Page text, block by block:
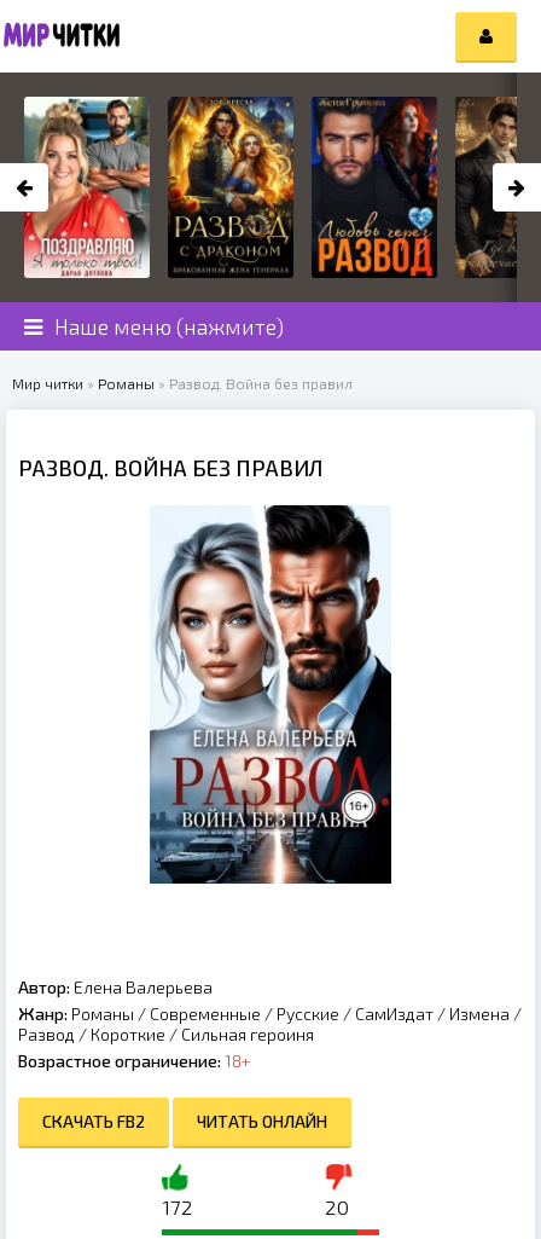
Наше меню (нажмите)
Мир читки » Романы » Развод. Война без правил
РАЗВОД. ВОЙНА БЕЗ ПРАВИЛ
Автор: Елена Валерьева
Жанр: Романы / Современные / Русские / СамИздат / Измена /
Развод / Короткие / Сильная героиня
Возрастное ограничение: 18+
СКАЧАТЬ FB2 ЧИТАТЬ ОНЛАЙН
172 20